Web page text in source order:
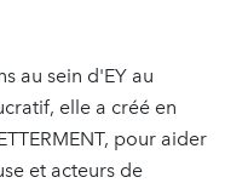
au sein d'EY au
elle a créé en
pour aider
et acteurs de